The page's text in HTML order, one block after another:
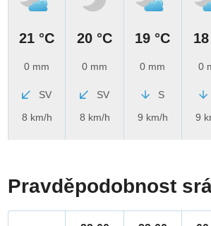
21 °C
0 mm
SV
8 km/h
20 °C
0 mm
SV
8 km/h
19 °C
0 mm
S
9 km/h
0
9
Pravděpodobnost